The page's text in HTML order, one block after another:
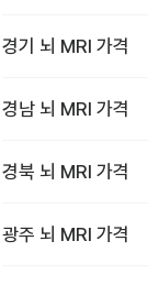
경기 뇌 MRI 가격
경남 뇌 MRI 가격
경북 뇌 MRI 가격
광주 뇌 MRI 가격